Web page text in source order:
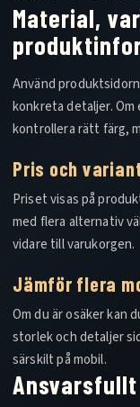
Material,
Använd
konkreta detaljer.
kontrollera rätt färg,
Pris och
Priset visas på
med flera alternativ
vidare till varukorgen.
Jämför flera
Om du är osäker kan
storlek och detaljer
särskilt på mobil.